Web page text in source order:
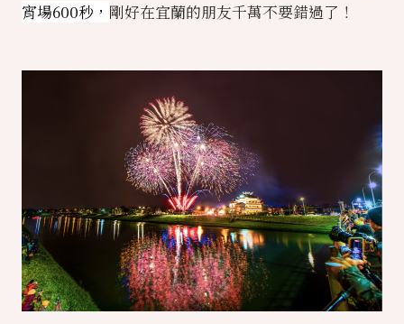
宵場600秒， 剛好在宜蘭的朋友千萬不要錯過了！